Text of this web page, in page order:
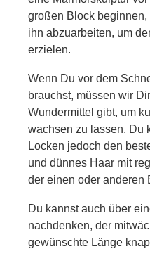
großen Block
ihn abzuarbeiten, um
erzielen.
Wenn Du vor dem
brauchst, müssen wir
Wundermittel gibt, um
wachsen zu lassen. Du
Locken jedoch den
und dünnes Haar mit
der einen oder anderen
Du kannst auch über
nachdenken, der
gewünschte Länge